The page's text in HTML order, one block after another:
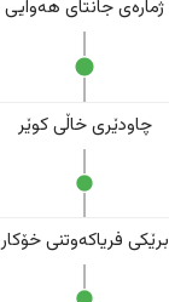
ژمارەی جانتای هەوایی
چاودێری خاڵی کوێر
برێکی فریاکەوتنی خۆکار